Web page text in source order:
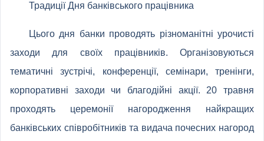
Традиції Дня банківського працівника
Цього дня банки проводять різноманітні урочисті
заходи для своїх працівників. Організовуються
тематичні зустрічі, конференції, семінари, тренінги,
корпоративні заходи чи благодійні акції. 20 травня
проходять церемонії нагородження найкращих
банківських співробітників та видача почесних нагород